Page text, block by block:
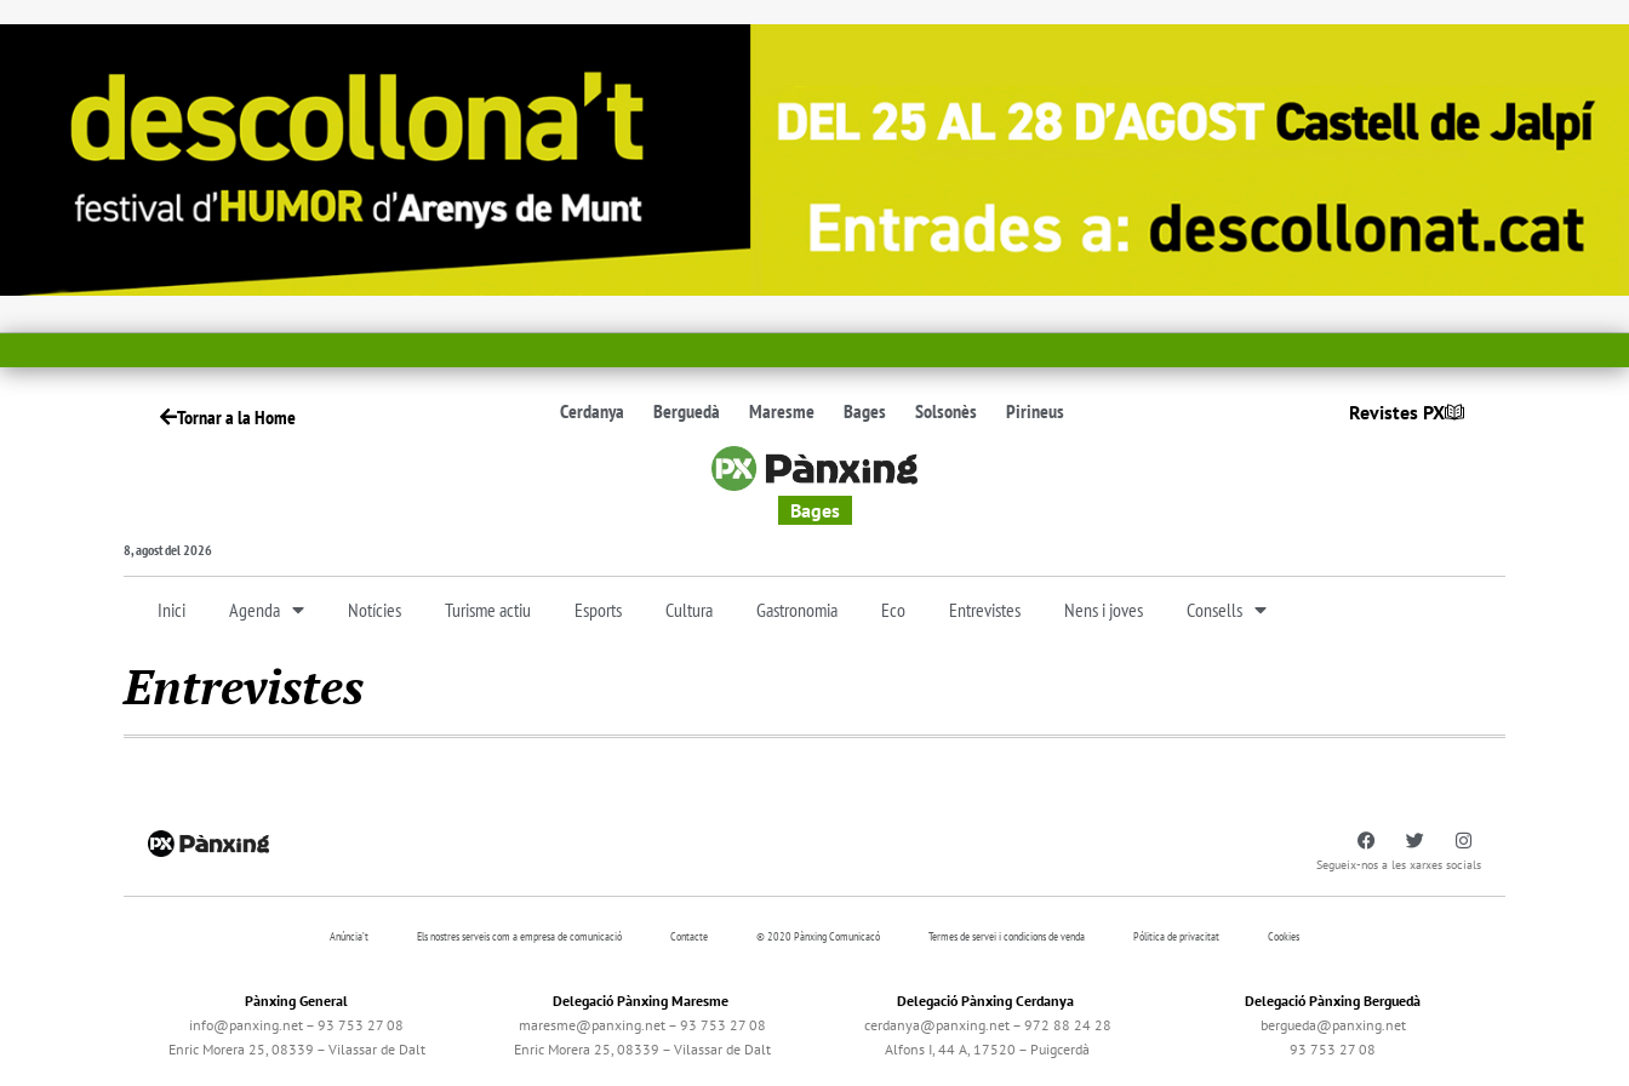
Tornar a la Home Cerdanya Berguedà Maresme Bages Solsonès Pirineus Revistes PX
Bages
8, agost del 2026
Inici Agenda Notícies Turisme actiu Esports Cultura Gastronomia Eco Entrevistes Nens i joves Consells
Entrevistes
Segueix-nos a les xarxes socials
Anúncia’t Els nostres serveis com a empresa de comunicació Contacte © 2020 Pànxing Comunicacó Termes de servei i condicions de venda Pólitica de privacitat Cookies
Pànxing General
info@panxing.net – 93 753 27 08
Enric Morera 25, 08339 – Vilassar de Dalt
Delegació Pànxing Maresme
maresme@panxing.net – 93 753 27 08
Enric Morera 25, 08339 – Vilassar de Dalt
Delegació Pànxing Cerdanya
cerdanya@panxing.net – 972 88 24 28
Alfons I, 44 A, 17520 – Puigcerdà
Delegació Pànxing Berguedà
bergueda@panxing.net
93 753 27 08